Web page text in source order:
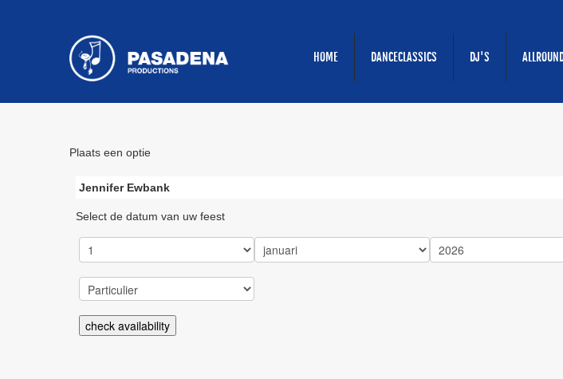
HOME DANCECLASSICS DJ'S
Plaats een optie
Jennifer Ewbank
Select de datum van uw feest
check availability